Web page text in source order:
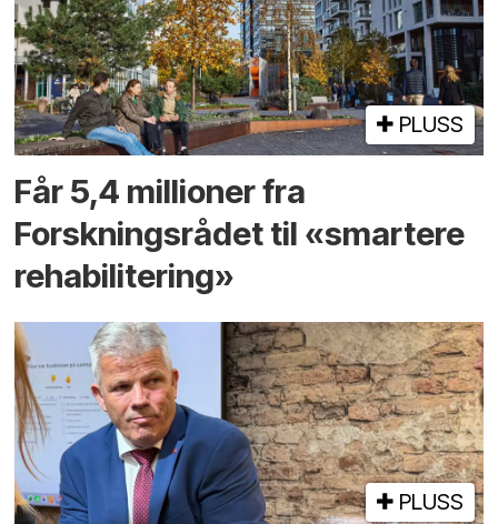
PLUSS
Får 5,4 millioner fra
Forskningsrådet til «smartere
rehabilitering»
PLUSS